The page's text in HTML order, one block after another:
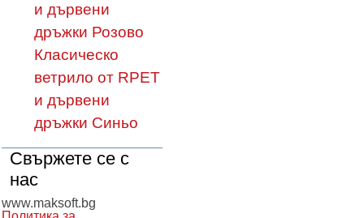
и дървени
дръжки Розово
Класическо
ветрило от RPET
и дървени
дръжки Синьо
Свържете се с
нас
www.maksoft.bg